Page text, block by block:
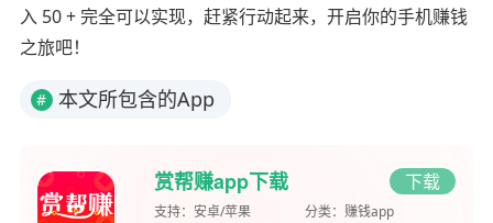
入 50 + 完全可以实现，赶紧行动起来，开启你的手机赚钱
之旅吧！
# 本文所包含的App
赏帮赚app下载 下载
支持： 安卓/苹果 分类： 赚钱app